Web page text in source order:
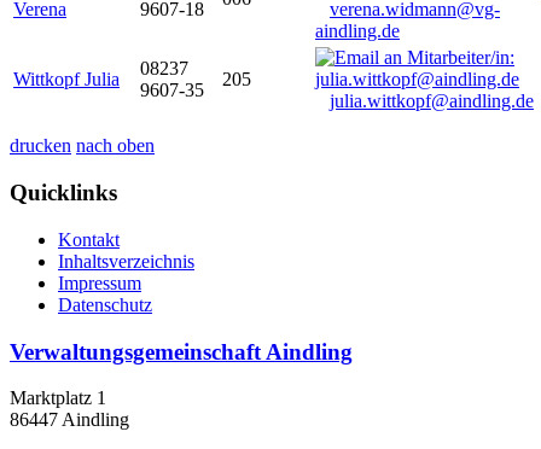
Verena
9607-18
verena.widmann@vg-
aindling.de
Wittkopf Julia
08237
9607-35
205
julia.wittkopf@aindling.de
drucken nach oben
Quicklinks
Kontakt
Inhaltsverzeichnis
Impressum
Datenschutz
Verwaltungsgemeinschaft Aindling
Marktplatz 1
86447 Aindling